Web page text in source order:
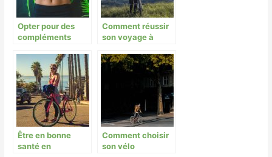
Opter pour des
compléments
optimiser le
processus de
musculation.
Comment réussir
son voyage à
Être en bonne
santé en
Comment choisir
son vélo